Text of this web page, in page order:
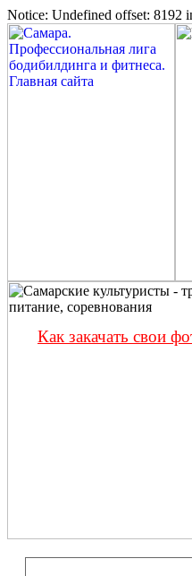
Notice: Undefined offset: 8192
Как закачать свои